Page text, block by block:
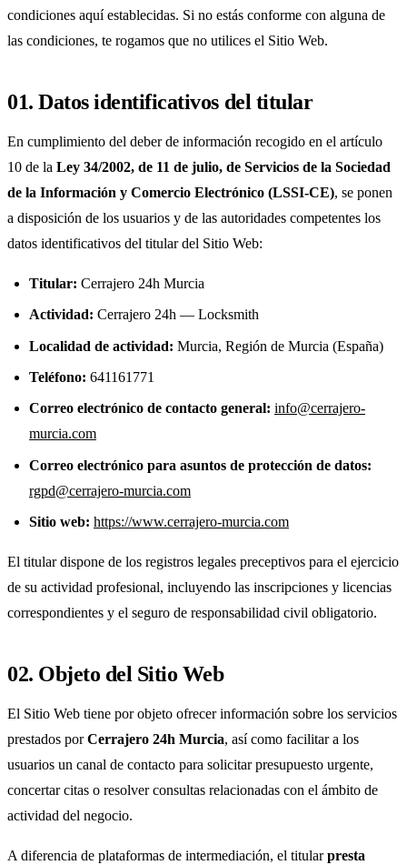
condiciones aquí establecidas. Si no estás conforme con alguna de
las condiciones, te rogamos que no utilices el Sitio Web.
01. Datos identificativos del titular
En cumplimiento del deber de información recogido en el artículo
10 de la Ley 34/2002, de 11 de julio, de Servicios de la Sociedad
de la Información y Comercio Electrónico (LSSI-CE), se ponen
a disposición de los usuarios y de las autoridades competentes los
datos identificativos del titular del Sitio Web:
Titular: Cerrajero 24h Murcia
Actividad: Cerrajero 24h — Locksmith
Localidad de actividad: Murcia, Región de Murcia (España)
Teléfono: 641161771‬‬
Correo electrónico de contacto general: info@cerrajero-
murcia.com
Correo electrónico para asuntos de protección de datos:
rgpd@cerrajero-murcia.com
Sitio web: https://www.cerrajero-murcia.com
El titular dispone de los registros legales preceptivos para el ejercicio
de su actividad profesional, incluyendo las inscripciones y licencias
correspondientes y el seguro de responsabilidad civil obligatorio.
02. Objeto del Sitio Web
El Sitio Web tiene por objeto ofrecer información sobre los servicios
prestados porCerrajero 24h Murcia, así como facilitar a los
usuarios un canal de contacto para solicitar presupuesto urgente,
concertar citas o resolver consultas relacionadas con el ámbito de
actividad del negocio.
A diferencia de plataformas de intermediación, el titularpresta